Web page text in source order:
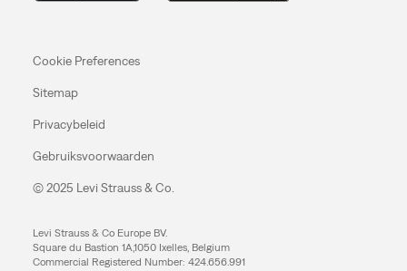
Cookie Preferences
Sitemap
Privacybeleid
Gebruiksvoorwaarden
© 2025 Levi Strauss & Co.
Levi Strauss & Co Europe BV.
Square du Bastion 1A,1050 Ixelles, Belgium
Commercial Registered Number: 424.656.991